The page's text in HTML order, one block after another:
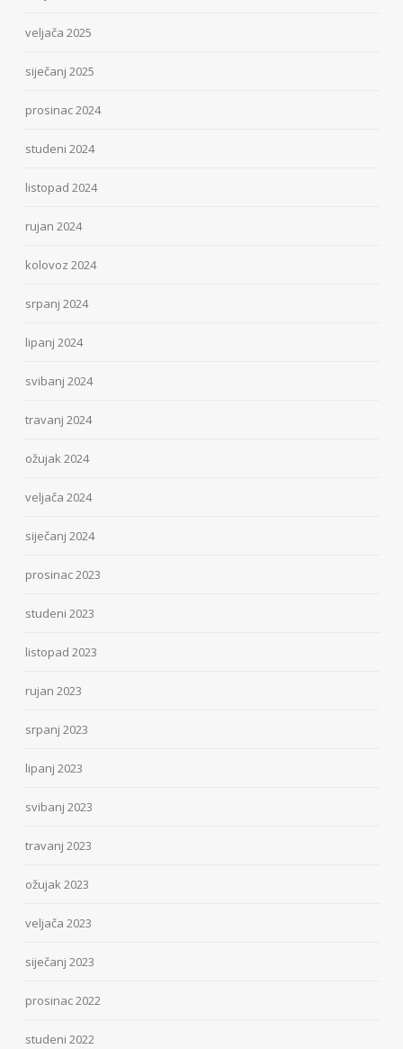
veljača 2025
siječanj 2025
prosinac 2024
studeni 2024
listopad 2024
rujan 2024
kolovoz 2024
srpanj 2024
lipanj 2024
svibanj 2024
travanj 2024
ožujak 2024
veljača 2024
siječanj 2024
prosinac 2023
studeni 2023
listopad 2023
rujan 2023
srpanj 2023
lipanj 2023
svibanj 2023
travanj 2023
ožujak 2023
veljača 2023
siječanj 2023
prosinac 2022
studeni 2022